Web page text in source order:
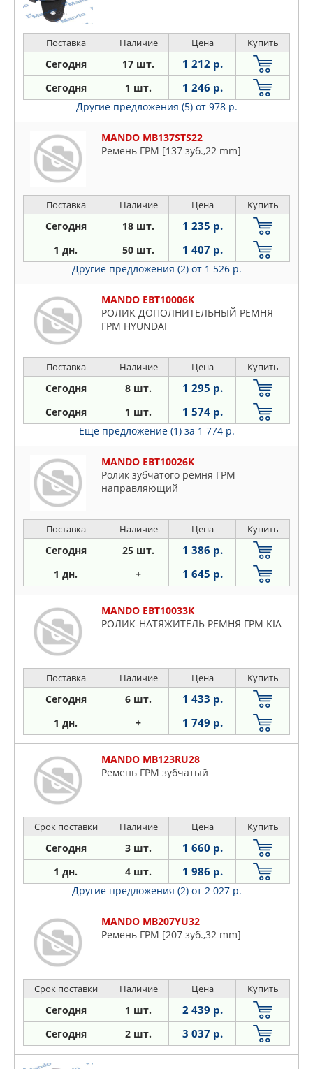
Поставка Наличие Цена Купить
Сегодня 17 шт. 1 212 р.
Сегодня 1 шт. 1 246 р.
Другие предложения (5) от 978 р.
MANDO MB137STS22
Ремень ГРМ [137 зуб.,22 mm]
Поставка Наличие Цена Купить
Сегодня 18 шт. 1 235 р.
1 дн. 50 шт. 1 407 р.
Другие предложения (2) от 1 526 р.
MANDO EBT10006K
РОЛИК ДОПОЛНИТЕЛЬНЫЙ РЕМНЯ
ГРМ HYUNDAI
Поставка Наличие Цена Купить
Сегодня 8 шт. 1 295 р.
Сегодня 1 шт. 1 574 р.
Еще предложение (1) за 1 774 р.
MANDO EBT10026K
Ролик зубчатого ремня ГРМ
направляющий
Поставка Наличие Цена Купить
Сегодня 25 шт. 1 386 р.
1 дн. + 1 645 р.
MANDO EBT10033K
РОЛИК-НАТЯЖИТЕЛЬ РЕМНЯ ГРМ KIA
Поставка Наличие Цена Купить
Сегодня 6 шт. 1 433 р.
1 дн. + 1 749 р.
MANDO MB123RU28
Ремень ГРМ зубчатый
Срок поставки Наличие Цена Купить
Сегодня 3 шт. 1 660 р.
1 дн. 4 шт. 1 986 р.
Другие предложения (2) от 2 027 р.
MANDO MB207YU32
Ремень ГРМ [207 зуб.,32 mm]
Срок поставки Наличие Цена Купить
Сегодня 1 шт. 2 439 р.
Сегодня 2 шт. 3 037 р.